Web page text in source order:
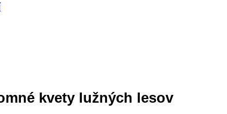
kvety lužných lesov